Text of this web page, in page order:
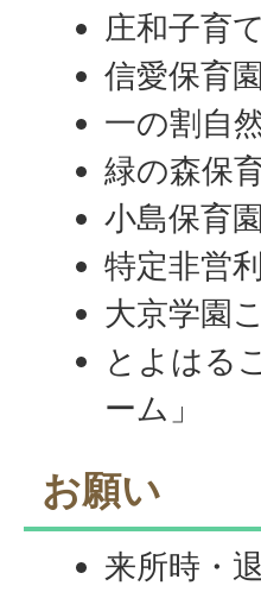
庄和子育
信愛保育
一の割自
緑の森保
小島保育
特定非営
大京学園
とよはる
ーム」
お願い
来所時・